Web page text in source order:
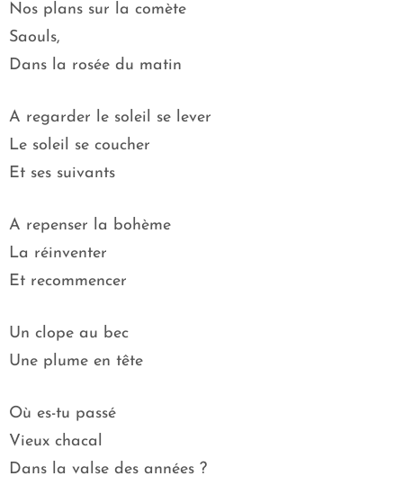
Nos plans sur la comète
Saouls,
Dans la rosée du matin
A regarder le soleil se lever
Le soleil se coucher
Et ses suivants
A repenser la bohème
La réinventer
Et recommencer
Un clope au bec
Une plume en tête
Où es-tu passé
Vieux chacal
Dans la valse des années ?